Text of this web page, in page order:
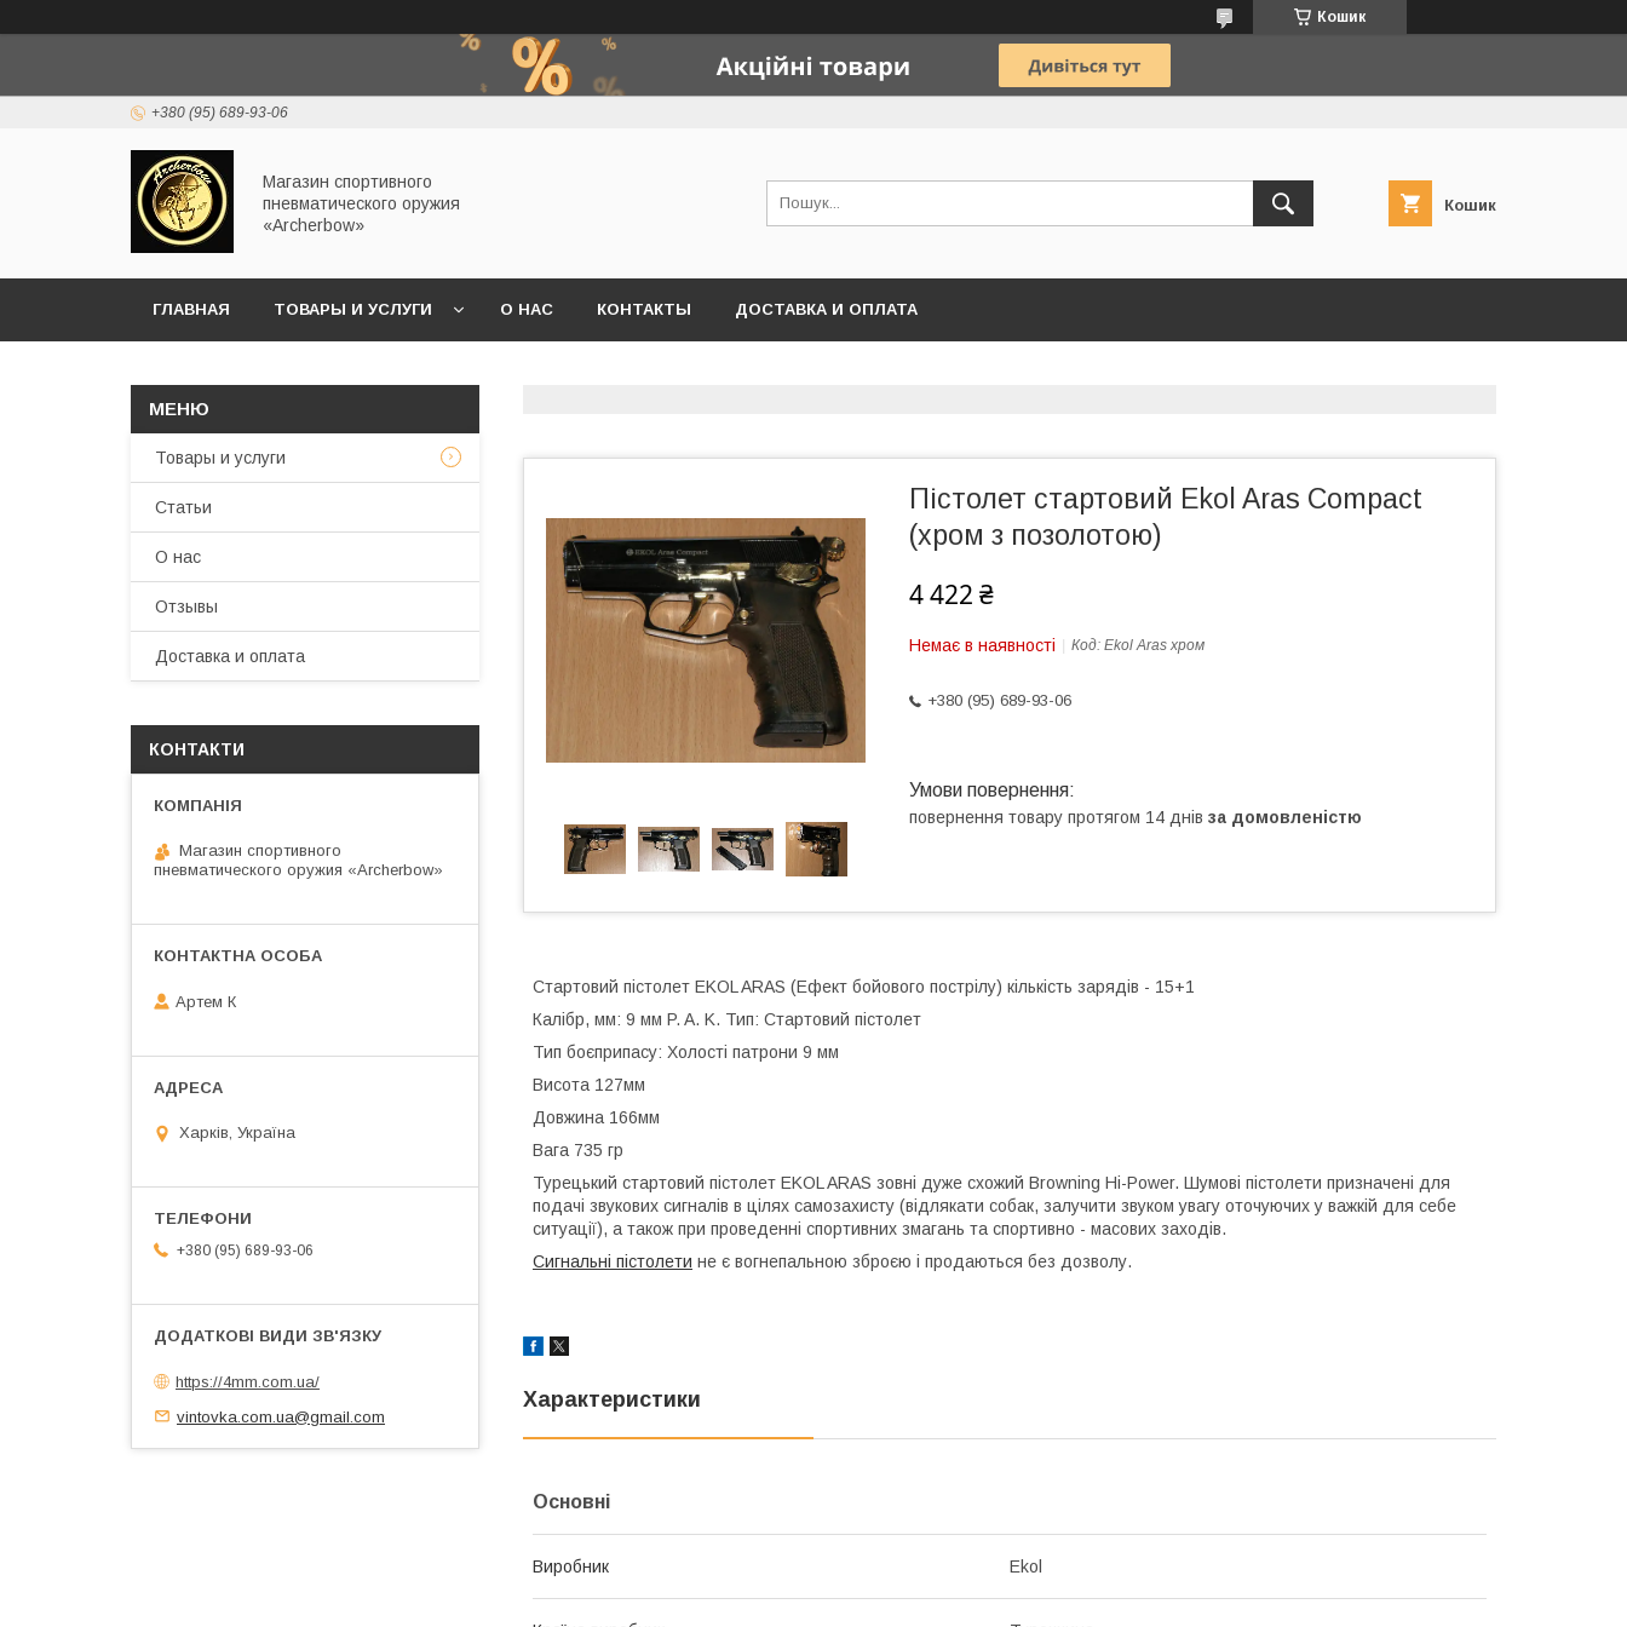
Кошик
+380 (95) 689-93-06
Магазин спортивного
пневматического оружия
«Archerbow»
Кошик
ГЛАВНАЯ ТОВАРЫ И УСЛУГИ О НАС КОНТАКТЫ ДОСТАВКА И ОПЛАТА
Пістолет стартовий Ekol Aras Compact
(хром з позолотою)
4 422 ₴
Немає в наявності Код: Ekol Aras хром
+380 (95) 689-93-06
повернення товару протягом 14 днів за домовленістю
Стартовий пістолет EKOL ARAS (Ефект бойового пострілу) кількість зарядів - 15+1
Калібр, мм: 9 мм P. A. K. Тип: Стартовий пістолет
Тип боєприпасу: Холості патрони 9 мм
Висота 127мм
Довжина 166мм
Вага 735 гр
Турецький стартовий пістолет EKOL ARAS зовні дуже схожий Browning Hi-Power. Шумові пістолети призначені для
подачі звукових сигналів в цілях самозахисту (відлякати собак, залучити звуком увагу оточуючих у важкій для себе
ситуації), а також при проведенні спортивних змагань та спортивно - масових заходів.
Сигнальні пістолети не є вогнепальною зброєю і продаються без дозволу.
Характеристики
Основні
Виробник Ekol
Товары и услуги
Статьи
О нас
Отзывы
Доставка и оплата
КОНТАКТИ
Магазин спортивного
пневматического оружия «Archerbow»
Артем К
Харків, Україна
+380 (95) 689-93-06
https://4mm.com.ua/
vintovka.com.ua@gmail.com